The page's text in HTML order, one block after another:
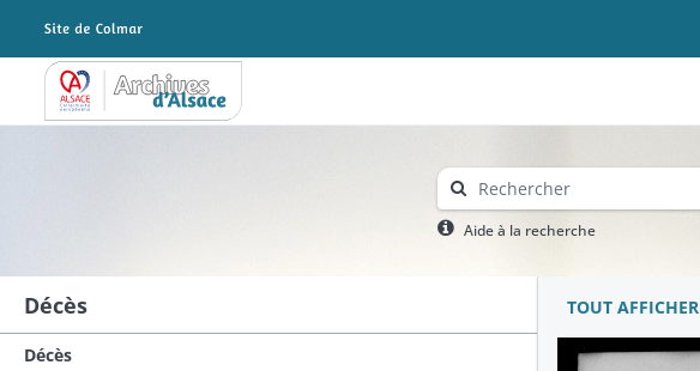
Archives Alsace - Colmar
Aide à la recherche
Décès
Décès
TOUT AFFICHER